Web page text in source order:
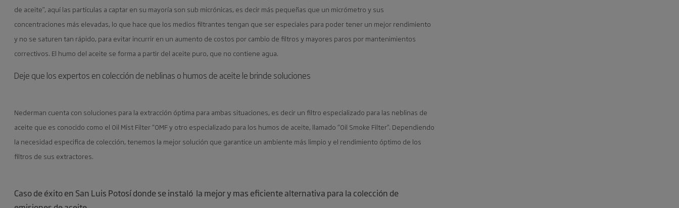
de aceite”, aquí las partículas a captar en su mayoría son sub micrónicas, es decir más pequeñas que un micrómetro y sus
concentraciones más elevadas, lo que hace que los medios filtrantes tengan que ser especiales para poder tener un mejor rendimiento
y no se saturen tan rápido, para evitar incurrir en un aumento de costos por cambio de filtros y mayores paros por mantenimientos
correctivos. El humo del aceite se forma a partir del aceite puro, que no contiene agua.
Deje que los expertos en colección de neblinas o humos de aceite le brinde soluciones
Nederman cuenta con soluciones para la extracción óptima para ambas situaciones, es decir un filtro especializado para las neblinas de
aceite que es conocido como el Oil Mist Filter “OMF y otro especializado para los humos de aceite, llamado “Oil Smoke Filter”. Dependiendo
la necesidad especifica de colección, tenemos la mejor solución que garantice un ambiente más limpio y el rendimiento óptimo de los
filtros de sus extractores.
Caso de éxito en San Luis Potosí donde se instaló la mejor y mas eficiente alternativa para la colección de